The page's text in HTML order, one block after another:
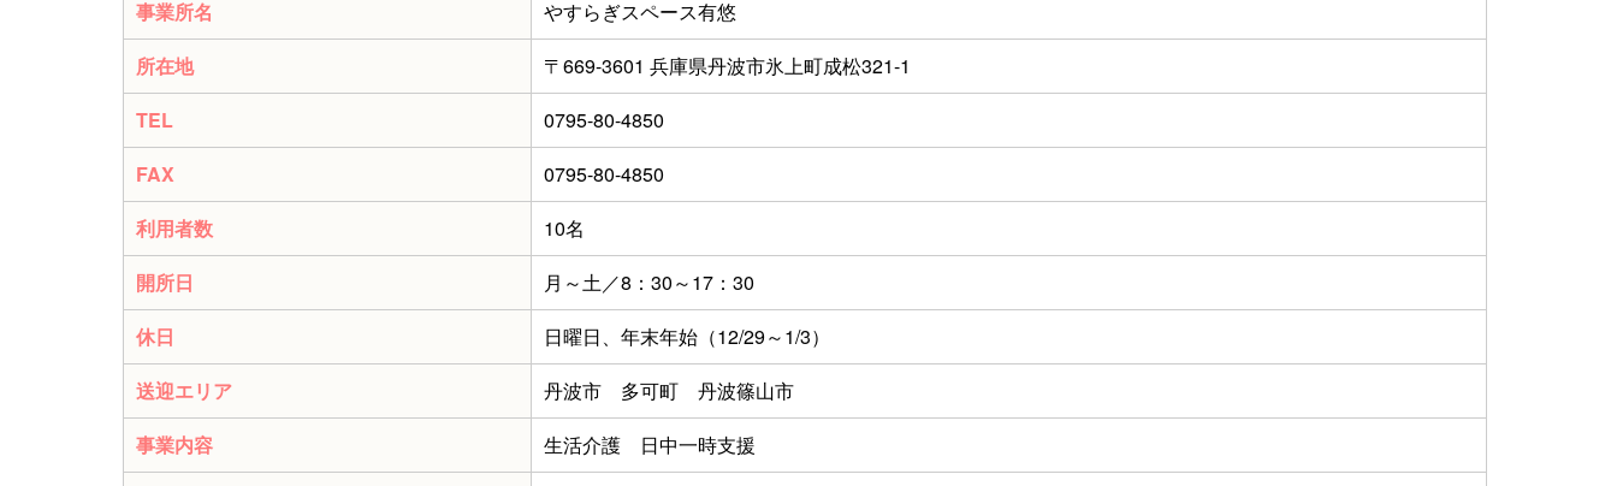
事業所名
やすらぎスペース有悠
所在地
〒669-3601 兵庫県丹波市氷上町成松321-1
TEL
0795-80-4850
FAX
0795-80-4850
利用者数
10名
開所日
月～土／8：30～17：30
休日
日曜日、年末年始（12/29～1/3）
送迎エリア
丹波市 多可町 丹波篠山市
事業内容
生活介護 日中一時支援